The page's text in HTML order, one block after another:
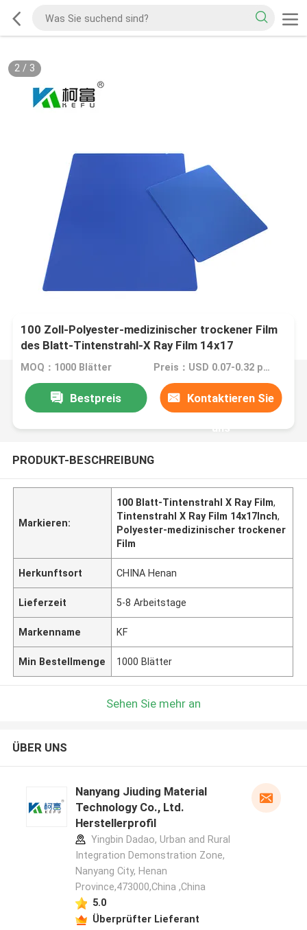
2/ 3
100 Zoll-Polyester-medizinischer trockener Film
des Blatt-Tintenstrahl-X Ray Film 14x17
MOQ：1000 Blätter Preis：USD 0.07-0.32 per sheet.
Bestpreis Kontaktieren Sie
uns
PRODUKT-BESCHREIBUNG
Markieren:
100 Blatt-Tintenstrahl X Ray Film,
Tintenstrahl X Ray Film 14x17Inch,
Polyester-medizinischer trockener
Film
Herkunftsort CHINA Henan
Lieferzeit 5-8 Arbeitstage
Markenname KF
Min Bestellmenge 1000 Blätter
Sehen Sie mehr an
ÜBER UNS
Nanyang Jiuding Material
Technology Co., Ltd.
Herstellerprofil
Yingbin Dadao, Urban and Rural
Integration Demonstration Zone,
Nanyang City, Henan
Province,473000,China ,China
5.0
Überprüfter Lieferant